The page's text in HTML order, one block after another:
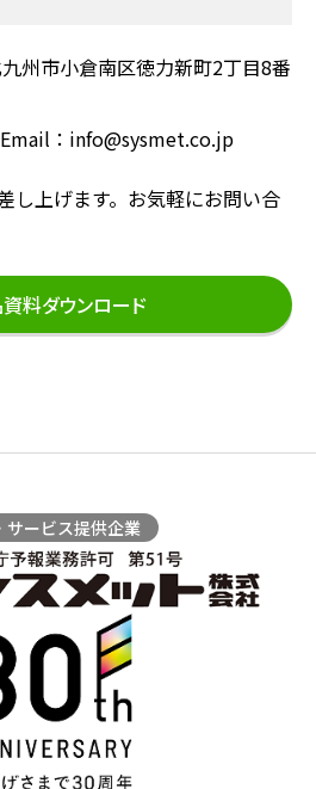
州市小倉南区徳力新町2丁目8番
：info@sysmet.co.jp
し上げます。お気軽にお問い合
料ダウンロード
サービス提供企業